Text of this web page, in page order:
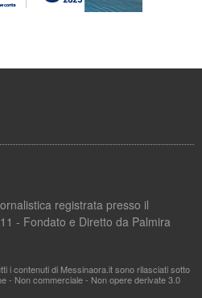
registrata presso il
- Fondato e Diretto da Palmira
i contenuti di Messinaora.it sono rilasciati sotto
- Non commerciale - Non opere derivate 3.0